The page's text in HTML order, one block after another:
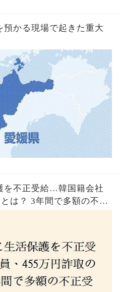
かる現場で起きた重大
を不正受給…韓国籍会社
は？ 3年間で多額の不正